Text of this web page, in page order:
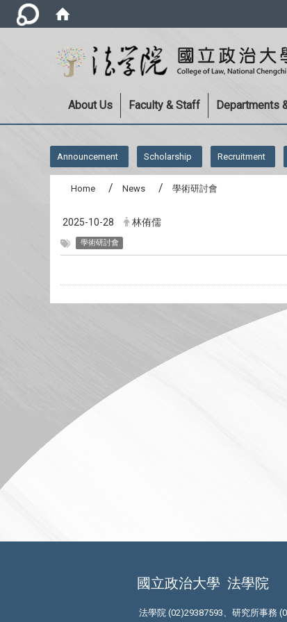
About Us Faculty & Staff Departments
Announcement Scholarship Recruitment
Home News 學術研討會
2025-10-28 林侑儒
學術研討會
國立政治大學 法學院
法學院 (02)29387593、研究所事務